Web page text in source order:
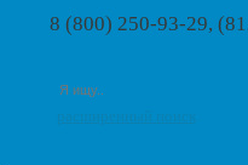
8 (800) 250-93-29,